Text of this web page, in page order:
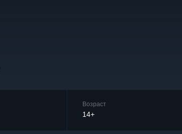
Возраст
14+